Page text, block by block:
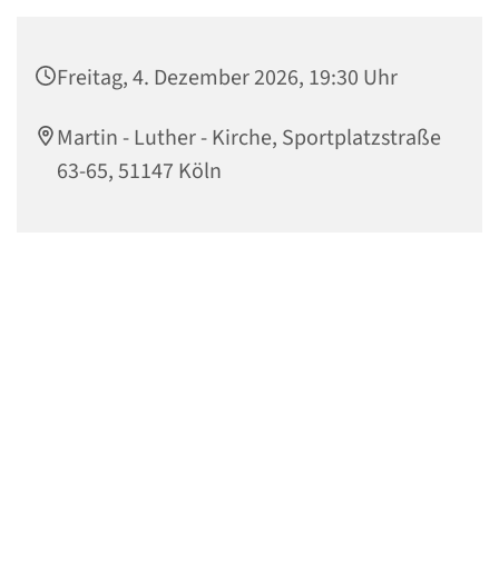
Freitag, 4. Dezember 2026, 19:30 Uhr
Martin - Luther - Kirche, Sportplatzstraße
63-65, 51147 Köln